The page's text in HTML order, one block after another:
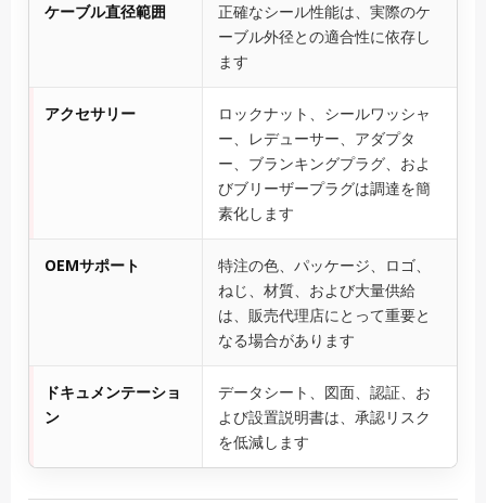
ケーブル直径範囲
正確なシール性能は、実際のケ
ーブル外径との適合性に依存し
ます
アクセサリー
ロックナット、シールワッシャ
ー、レデューサー、アダプタ
ー、ブランキングプラグ、およ
びブリーザープラグは調達を簡
素化します
OEMサポート
特注の色、パッケージ、ロゴ、
ねじ、材質、および大量供給
は、販売代理店にとって重要と
なる場合があります
ドキュメンテーショ
ン
データシート、図面、認証、お
よび設置説明書は、承認リスク
を低減します